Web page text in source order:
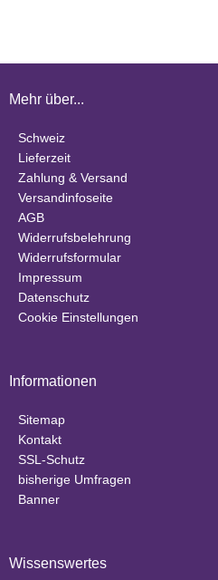
Mehr über...
Schweiz
Lieferzeit
Zahlung & Versand
Versandinfoseite
AGB
Widerrufsbelehrung
Widerrufsformular
Impressum
Datenschutz
Cookie Einstellungen
Informationen
Sitemap
Kontakt
SSL-Schutz
bisherige Umfragen
Banner
Wissenswertes